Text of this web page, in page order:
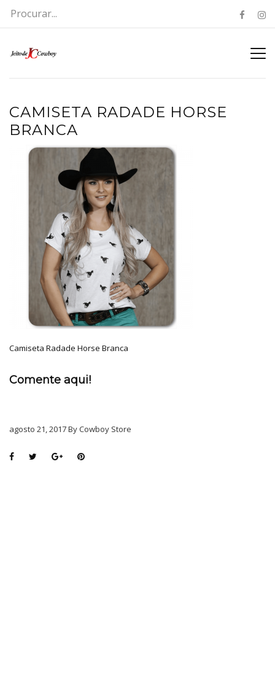
CAMISETA RADADE HORSE
BRANCA
Camiseta Radade Horse Branca
Comente aqui!
agosto 21, 2017 By Cowboy Store